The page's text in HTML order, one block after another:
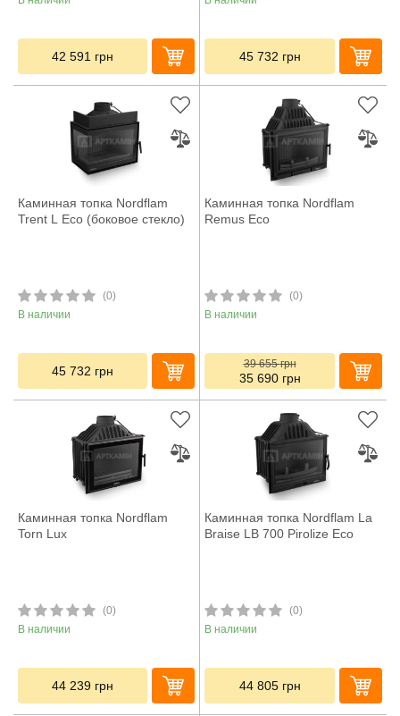
42 591 грн 45 732 грн
Каминная топка Nordflam
Trent L Eco (боковое стекло)
(0)
В наличии
45 732 грн
Каминная топка Nordflam
Remus Eco
(0)
В наличии
39 655грн
35 690 грн
Каминная топка Nordflam
Torn Lux
(0)
В наличии
44 239 грн
Каминная топка Nordflam La
Braise LB 700 Pirolize Eco
(0)
В наличии
44 805 грн